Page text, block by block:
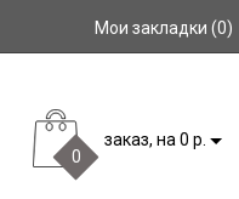
Мои закладки (0)
0
заказ, на 0 р.